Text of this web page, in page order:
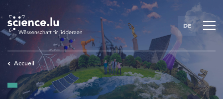
Skip
to
main
content
DE
Accueil